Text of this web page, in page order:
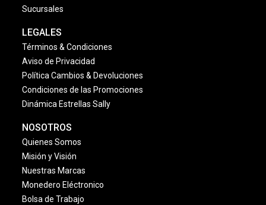
Sucursales
LEGALES
Términos & Condiciones
Aviso de Privacidad
Política Cambios & Devoluciones
Condiciones de las Promociones
Dinámica Estrellas Sally
NOSOTROS
Quienes Somos
Misión y Visión
Nuestras Marcas
Monedero Eléctronico
Bolsa de Trabajo